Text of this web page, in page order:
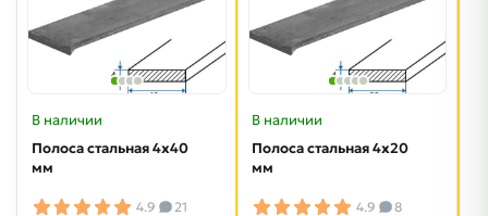
В наличии
Полоса стальная 4х40
мм
4.9 21
В наличии
Полоса стальная 4х20
мм
4.9 8